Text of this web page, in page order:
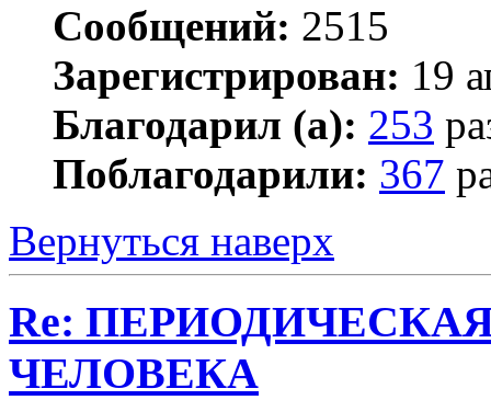
Сообщений: 2515
Зарегистрирован: 19
Благодарил (а): 253
Поблагодарили: 367
Вернуться наверх
Re:
ЧЕЛОВЕКА